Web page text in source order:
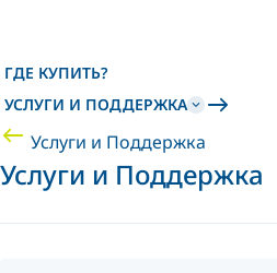
ГДЕ КУПИТЬ?
УСЛУГИ И ПОДДЕРЖКА
Услуги и Поддержка
Услуги и Поддержка